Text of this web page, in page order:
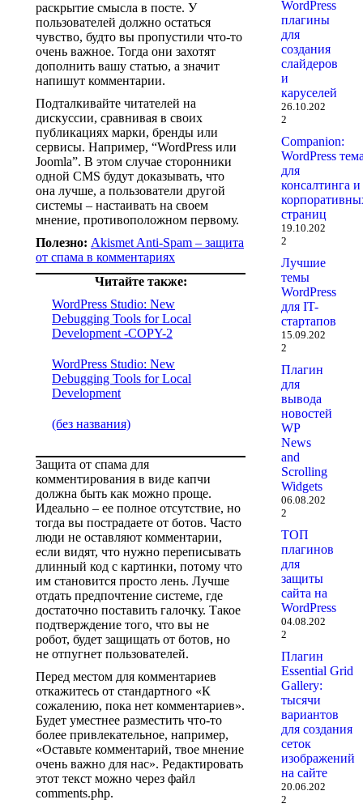
раскрытие смысла в посте. У
пользователей должно остаться
чувство, будто вы пропустили что-то
очень важное. Тогда они захотят
дополнить вашу статью, а значит
напишут комментарии.
Подталкивайте читателей на
дискуссии, сравнивая в своих
публикациях марки, бренды или
сервисы. Например, “WordPress или
Joomla”. В этом случае сторонники
одной CMS будут доказывать, что
она лучше, а пользователи другой
системы – настаивать на своем
мнение, противоположном первому.
Полезно: Akismet Anti-Spam – защита
от спама в комментариях
Читайте также:
WordPress Studio: New
Debugging Tools for Local
Development -COPY-2
WordPress Studio: New
Debugging Tools for Local
Development
(без названия)
Защита от спама для
комментирования в виде капчи
должна быть как можно проще.
Идеально – ее полное отсутствие, но
тогда вы пострадаете от ботов. Часто
люди не оставляют комментарии,
если видят, что нужно переписывать
длинный код с картинки, потому что
им становится просто лень. Лучше
отдать предпочтение системе, где
достаточно поставить галочку. Такое
подтверждение того, что вы не
робот, будет защищать от ботов, но
не отпугнет пользователей.
Перед местом для комментариев
откажитесь от стандартного «К
сожалению, пока нет комментариев».
Будет уместнее разместить что-то
более привлекательное, например,
«Оставьте комментарий, твое мнение
очень важно для нас». Редактировать
этот текст можно через файл
comments.php.
WordPress
плагины
для
создания
слайдеров
и
каруселей
26.10.202
2
Companion:
WordPress
для
консалтинга и
страниц
19.10.202
2
Лучшие
темы
WordPress
для IT-
стартапов
15.09.202
2
Плагин
для
вывода
новостей
WP
News
and
Scrolling
Widgets
06.08.202
2
ТОП
плагинов
для
защиты
сайта на
WordPress
04.08.202
2
Плагин
Essential Grid
Gallery:
тысячи
вариантов
для создания
сеток
изображений
на сайте
20.06.202
2